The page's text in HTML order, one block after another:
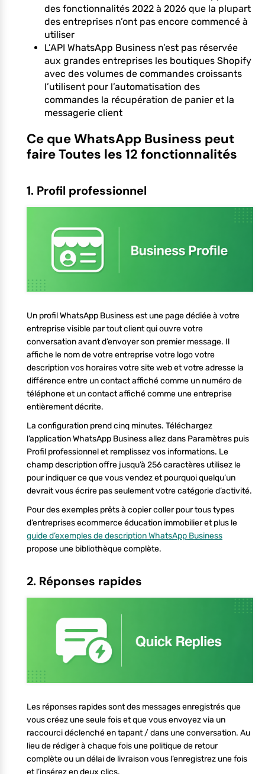
des fonctionnalités 2022 à 2026 que la plupart
des entreprises n’ont pas encore commencé à
utiliser
L’API WhatsApp Business n’est pas réservée
aux grandes entreprises les boutiques Shopify
avec des volumes de commandes croissants
l’utilisent pour l’automatisation des
commandes la récupération de panier et la
messagerie client
Ce que WhatsApp Business peut
faire Toutes les 12 fonctionnalités
1. Profil professionnel
Un profil WhatsApp Business est une page dédiée à votre
entreprise visible par tout client qui ouvre votre
conversation avant d’envoyer son premier message. Il
affiche le nom de votre entreprise votre logo votre
description vos horaires votre site web et votre adresse la
différence entre un contact affiché comme un numéro de
téléphone et un contact affiché comme une entreprise
entièrement décrite.
La configuration prend cinq minutes. Téléchargez
l’application WhatsApp Business allez dans Paramètres puis
Profil professionnel et remplissez vos informations. Le
champ description offre jusqu’à 256 caractères utilisez le
pour indiquer ce que vous vendez et pourquoi quelqu’un
devrait vous écrire pas seulement votre catégorie d’activité.
Pour des exemples prêts à copier coller pour tous types
d’entreprises ecommerce éducation immobilier et plus le
guide d’exemples de description WhatsApp Business
propose une bibliothèque complète.
2. Réponses rapides
Les réponses rapides sont des messages enregistrés que
vous créez une seule fois et que vous envoyez via un
raccourci déclenché en tapant / dans une conversation. Au
lieu de rédiger à chaque fois une politique de retour
complète ou un délai de livraison vous l’enregistrez une fois
et l’insérez en deux clics.